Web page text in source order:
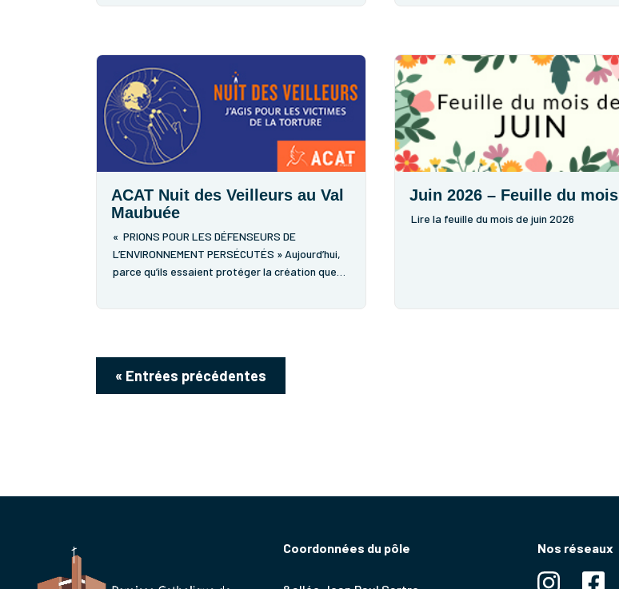
ACAT Nuit des Veilleurs au Val
Maubuée
« PRIONS POUR LES DÉFENSEURS DE
L’ENVIRONNEMENT PERSÉCUTÉS » Aujourd’hui,
parce qu’ils essaient protéger la création que
Juin 2026 – Feuille du mois
Lire la feuille du mois de juin 2026
« Entrées précédentes
Coordonnées du pôle Nos réseaux